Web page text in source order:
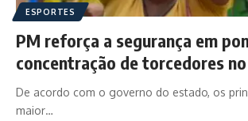
ESPORTES
PM reforça a segurança em
concentração de torcedores
De acordo com o governo do estado, os
maior…